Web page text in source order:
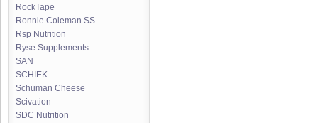
RockTape
Ronnie Coleman SS
Rsp Nutrition
Ryse Supplements
SAN
SCHIEK
Schuman Cheese
Scivation
SDC Nutrition